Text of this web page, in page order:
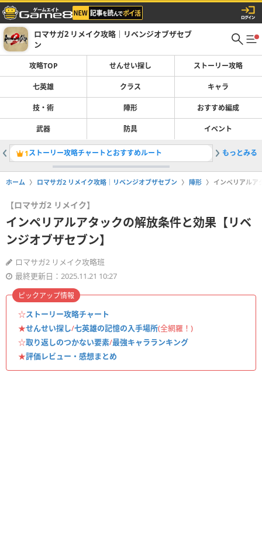
ロマサガ2 リメイク攻略｜リベンジオブザセブ
ン
攻略TOP せんせい探し ストーリー攻略
七英雄 クラス キャラ
技・術 陣形 おすすめ編成
武器 防具 イベント
1ストーリー攻略チャートとおすすめルート 2イベン
もっとみる
ホーム ロマサガ2 リメイク攻略｜リベンジオブザセブン 陣形 インペリアルア
【ロマサガ2 リメイク】
インペリアルアタックの解放条件と効果【リベ
ンジオブザセブン】
ロマサガ2 リメイク攻略班
最終更新日：2025.11.21 10:27
☆ストーリー攻略チャート
★せんせい探し/七英雄の記憶の入手場所(全網羅！)
☆取り返しのつかない要素/最強キャラランキング
★評価レビュー・感想まとめ
ピックアップ情報